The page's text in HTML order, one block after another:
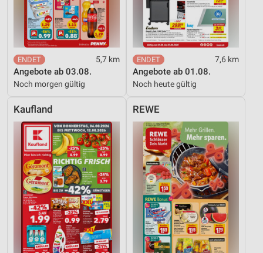
5,7 km
Angebote ab 03.08.
Noch morgen gültig
7,6 km
Angebote ab 01.08.
Noch heute gültig
Kaufland REWE
Werbung